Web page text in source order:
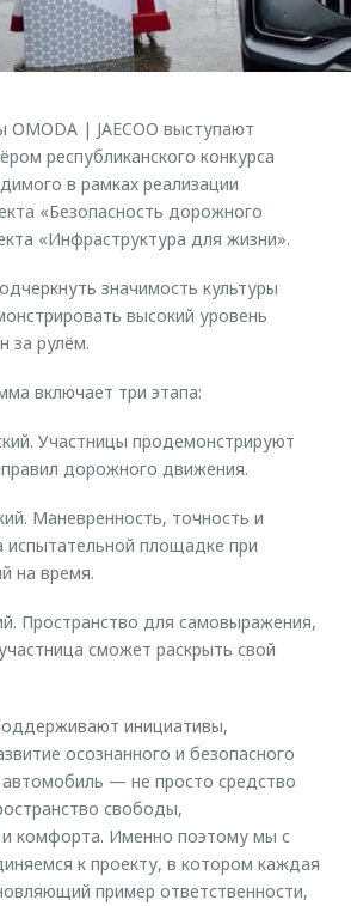
ин
| JAECOO выступают
республиканского конкурса
в рамках реализации
«Безопасность дорожного
«Инфраструктура для жизни».
значимость культуры
высокий уровень
за рулём.
включает три этапа:
Участницы продемонстрируют
дорожного движения.
Маневренность, точность и
площадке при
на время.
Пространство для самовыражения,
сможет раскрыть свой
инициативы,
осознанного и безопасного
— не просто средство
свободы,
комфорта. Именно поэтому мы с
к проекту, в котором каждая
пример ответственности,